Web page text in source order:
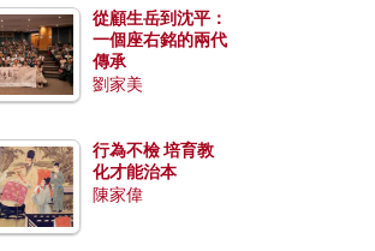
從顧生岳到沈平：
一個座右銘的兩代
傳承
劉家美
行為不檢 培育教
化才能治本
陳家偉